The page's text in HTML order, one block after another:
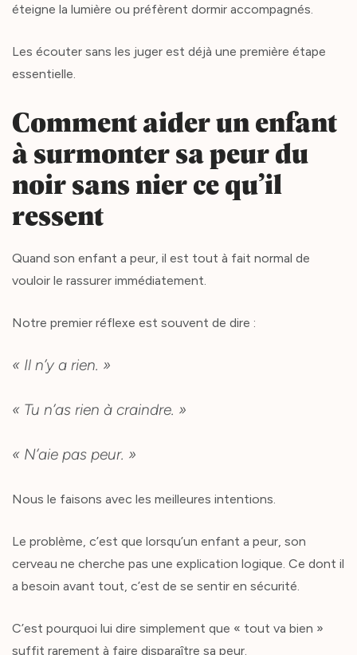
éteigne la lumière ou préfèrent dormir accompagnés.
Les écouter sans les juger est déjà une première étape
essentielle.
Comment aider un enfant
à surmonter sa peur du
noir sans nier ce qu’il
ressent
Quand son enfant a peur, il est tout à fait normal de
vouloir le rassurer immédiatement.
Notre premier réflexe est souvent de dire :
« Il n’y a rien. »
« Tu n’as rien à craindre. »
« N’aie pas peur. »
Nous le faisons avec les meilleures intentions.
Le problème, c’est que lorsqu’un enfant a peur, son
cerveau ne cherche pas une explication logique. Ce dont il
a besoin avant tout, c’est de se sentir en sécurité.
C’est pourquoi lui dire simplement que « tout va bien »
suffit rarement à faire disparaître sa peur.